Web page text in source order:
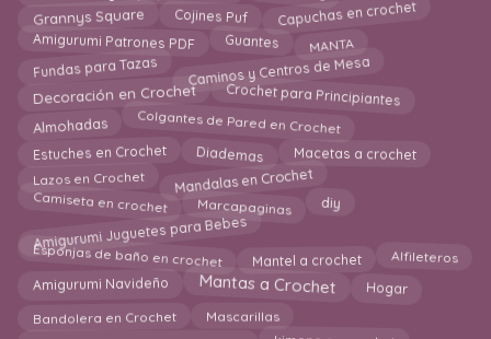
Grannys Square Cojines Puf Capuchas en crochet
Amigurumi Patrones PDF Guantes MANTA
Fundas para Tazas Caminos y Centros de Mesa
Decoración en Crochet Crochet para Principiantes
Almohadas Colgantes de Pared en Crochet
Estuches en Crochet Diademas Macetas a crochet
Lazos en Crochet Mandalas en Crochet
Camiseta en crochet Marcapaginas diy
Amigurumi Juguetes para Bebes
Esponjas de baño en crochet Mantel a crochet Alfileteros
Amigurumi Navideño Mantas a Crochet Hogar
Bandolera en Crochet
Mascarillas